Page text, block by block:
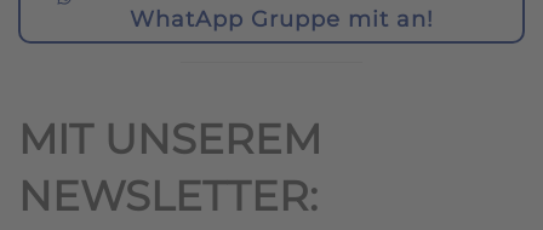
WhatApp Gruppe mit an!
MIT UNSEREM
NEWSLETTER: